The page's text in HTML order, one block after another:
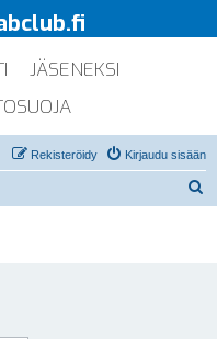
JÄSENEKSI
Kirjaudu sisään
Rekisteröidy